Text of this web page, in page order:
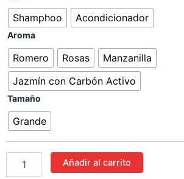
Shamphoo Acondicionador
Aroma
Romero Rosas
Manzanilla
Jazmín con Carbón Activo
Tamaño
Grande
y
Acondicionador
en
NABA
cantidad
Añadir al carrito